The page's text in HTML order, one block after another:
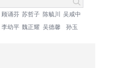
顾诵芬 苏哲子 陈毓川
吴咸中
李幼平 魏正耀 吴德馨 孙玉